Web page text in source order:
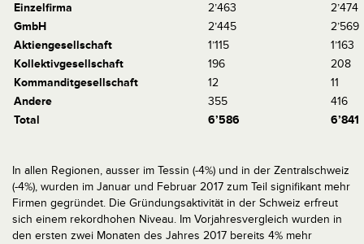
Einzelfirma
2’463
2’474
GmbH
2’445
2’569
Aktiengesellschaft
1’115
1’163
Kollektivgesellschaft
196
208
Kommanditgesellschaft
12
11
Andere
355
416
Total
6’586 6’841
In allen Regionen, ausser im Tessin (-4%) und in der Zentralschweiz
(-4%), wurden im Januar und Februar 2017 zum Teil signifikant mehr
Firmen gegründet. Die Gründungsaktivität in der Schweiz erfreut
sich einem rekordhohen Niveau. Im Vorjahresvergleich wurden in
den ersten zwei Monaten des Jahres 2017 bereits 4% mehr